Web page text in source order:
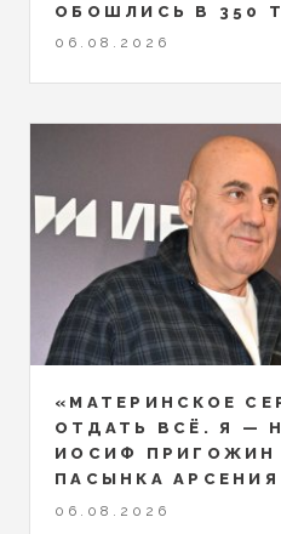
ОБОШЛИСЬ В 350
06.08.2026
«МАТЕРИНСКОЕ
ОТДАТЬ ВСЁ. Я —
ИОСИФ ПРИГОЖИН
ПАСЫНКА
06.08.2026